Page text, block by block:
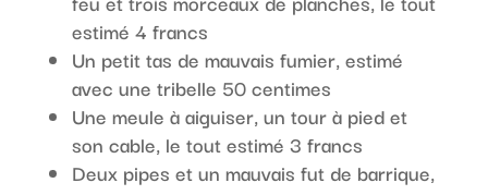
estimé 4 francs
Un petit tas de mauvais fumier, estimé
avec une tribelle 50 centimes
Une meule à aiguiser, un tour à pied et
son cable, le tout estimé 3 francs
Deux pipes et un mauvais fut de barrique,